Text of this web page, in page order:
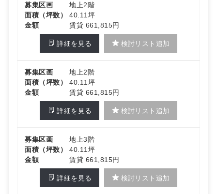
募集区画
地上2階
面積（坪数）
40.11坪
金額
賃貸 661,815円
詳細を見る 検討リスト追加
募集区画
地上2階
面積（坪数）
40.11坪
金額
賃貸 661,815円
詳細を見る 検討リスト追加
募集区画
地上3階
面積（坪数）
40.11坪
金額
賃貸 661,815円
詳細を見る 検討リスト追加